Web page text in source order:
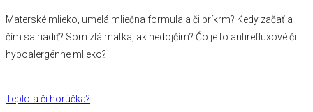
Materské mlieko, umelá mliečna formula a či príkrm? Kedy začať a
čím sa riadiť? Som zlá matka, ak nedojčím? Čo je to antirefluxové či
hypoalergénne mlieko?
Teplota či horúčka?